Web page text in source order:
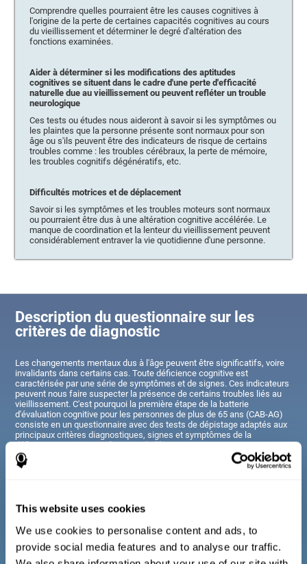
This website uses cookies
We use cookies to personalise content and ads, to
provide social media features and to analyse our traffic.
Comprendre quelles pourraient être les causes cognitives à
l'origine de la perte de certaines capacités cognitives au cours
du vieillissement et déterminer le degré d'altération des
fonctions examinées.
Aider à déterminer si les modifications des aptitudes
cognitives se situent dans le cadre d'une perte d'efficacité
naturelle due au vieillissement ou peuvent refléter un trouble
neurologique
Ces tests ou études nous aideront à savoir si les symptômes ou
les plaintes que la personne présente sont normaux pour son
âge ou s'ils peuvent être des indicateurs de risque de certains
troubles comme : les troubles cérébraux, la perte de mémoire,
les troubles cognitifs dégénératifs, etc.
Difficultés motrices et de déplacement
Savoir si les symptômes et les troubles moteurs sont normaux
ou pourraient être dus à une altération cognitive accélérée. Le
manque de coordination et la lenteur du vieillissement peuvent
considérablement entraver la vie quotidienne d'une personne.
Description du questionnaire sur les
critères de diagnostic
Les changements mentaux dus à l'âge peuvent être significatifs, voire
invalidants dans certains cas. Toute déficience cognitive est
caractérisée par une série de symptômes et de signes. Ces indicateurs
peuvent nous faire suspecter la présence de certains troubles liés au
vieillissement. C'est pourquoi la première étape de la batterie
d'évaluation cognitive pour les personnes de plus de 65 ans (CAB-AG)
consiste en un questionnaire avec des tests de dépistage adaptés aux
principaux critères diagnostiques, signes et symptômes de la
déficience cognitive, en fonction de l'âge.
Les questions présentées ici sont similaires à celles que l'on peut
trouver dans un entretien général, mais elles ont été simplifiées de
personnes âgées